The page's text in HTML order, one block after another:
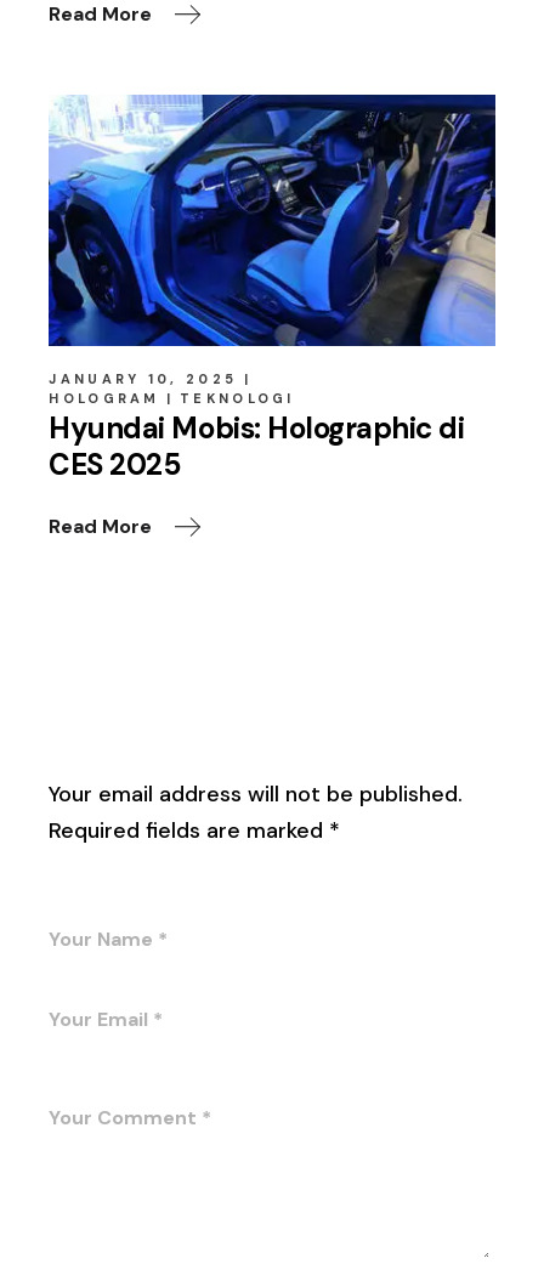
Read More
JANUARY 10, 2025
HOLOGRAM
TEKNOLOGI
Hyundai Mobis: Holographic di
CES 2025
Read More
Your email address will not be published.
Required fields are marked *